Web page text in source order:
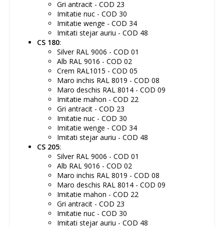
Gri antracit - COD 23
Imitatie nuc - COD 30
Imitatie wenge - COD 34
Imitati stejar auriu - COD 48
CS 180:
Silver RAL 9006 - COD 01
Alb RAL 9016 - COD 02
Crem RAL1015 - COD 05
Maro inchis RAL 8019 - COD 08
Maro deschis RAL 8014 - COD 09
Imitatie mahon - COD 22
Gri antracit - COD 23
Imitatie nuc - COD 30
Imitatie wenge - COD 34
Imitati stejar auriu - COD 48
CS 205:
Silver RAL 9006 - COD 01
Alb RAL 9016 - COD 02
Maro inchis RAL 8019 - COD 08
Maro deschis RAL 8014 - COD 09
Imitatie mahon - COD 22
Gri antracit - COD 23
Imitatie nuc - COD 30
Imitati stejar auriu - COD 48